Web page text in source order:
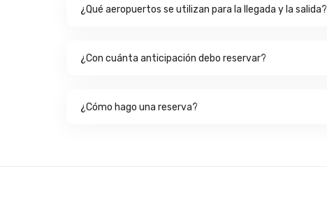
¿Qué aeropuertos se utilizan para la llegada y la salida?
¿Con cuánta anticipación debo reservar?
¿Cómo hago una reserva?